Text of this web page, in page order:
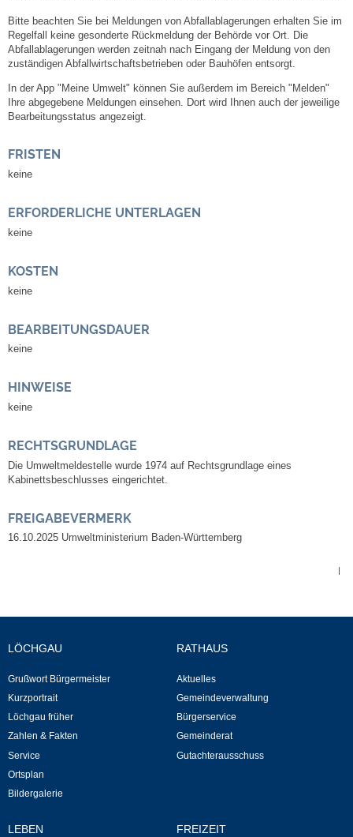
Gemeinderat
Sitzungsberichte
Ratsinfo
Leben
Bauen & Wohnen
Laufende beschränkte Ausschreibungen
Fortschreibung Flächennutzungsplan
Kommunale Wärmeplanung
Kindergärten
Musikschule
Kirchen & Religionen
Evangelische Kirchengemeinde
Bitte beachten Sie bei Meldungen von Abfallablagerungen erhalten Sie im
Regelfall keine gesonderte Rückmeldung der Behörde vor Ort. Die
Abfallablagerungen werden zeitnah nach Eingang der Meldung von den
zuständigen Abfallwirtschaftsbetrieben oder Bauhöfen entsorgt.
In der App "Meine Umwelt" können Sie außerdem im Bereich "Melden"
Ihre abgegebene Meldungen einsehen. Dort wird Ihnen auch der jeweilige
Bearbeitungsstatus angezeigt.
FRISTEN
keine
ERFORDERLICHE UNTERLAGEN
keine
KOSTEN
keine
BEARBEITUNGSDAUER
keine
HINWEISE
keine
RECHTSGRUNDLAGE
Die Umweltmeldestelle wurde 1974 auf Rechtsgrundlage eines
Kabinettsbeschlusses eingerichtet.
FREIGABEVERMERK
16.10.2025 Umweltministerium Baden-Württemberg
|
LÖCHGAU
Grußwort Bürgermeister
Kurzportrait
Löchgau früher
Zahlen & Fakten
Service
Ortsplan
Bildergalerie
RATHAUS
Aktuelles
Gemeindeverwaltung
Bürgerservice
Gemeinderat
Gutachterausschuss
LEBEN FREIZEIT